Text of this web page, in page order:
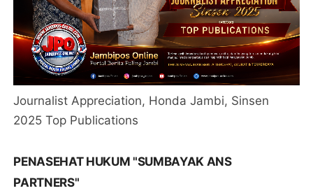
Journalist Appreciation, Honda Jambi, Sinsen
2025 Top Publications
PENASEHAT HUKUM "SUMBAYAK ANS
PARTNERS"